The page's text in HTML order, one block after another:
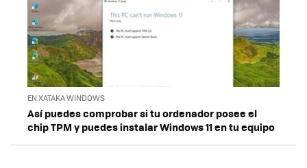
EN XATAKA WINDOWS
Así puedes comprobar si tu ordenador posee el
chip TPM y puedes instalar Windows 11 en tu equipo